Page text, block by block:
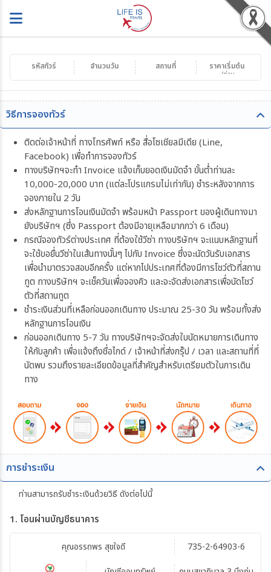
รหัสทัวร์ สถานที่
จำนวนวัน ราคาเริ่มต้น
/ท่าน
วิธีการจองทัวร์
ติดต่อเจ้าหน้าที่ ทางโทรศัพท์ หรือ สื่อโซเชียลมีเดีย (Line,
Facebook) เพื่อทำการจองทัวร์
ทางบริษัทฯจะทำ Invoice แจ้งเก็บยอดเงินมัดจำ ขั้นต่ำท่านละ
10,000-20,000 บาท (แต่ละโปรแกรมไม่เท่ากัน) ชำระหลังจากการ
จองภายใน 2 วัน
ส่งหลักฐานการโอนเงินมัดจำ พร้อมหน้า Passport ของผู้เดินทางมา
ยังบริษัทฯ (ซึ่ง Passport ต้องมีอายุเหลือมากกว่า 6 เดือน)
กรณีจองทัวร์ต่างประเทศ ที่ต้องใช้วีซ่า ทางบริษัทฯ จะแนบหลักฐานที่
จะใช้ขอยื่นวีซ่าในเส้นทางนั้นๆ ไปกับ Invoice ซึ่งจะนัดวันรับเอกสาร
เพื่อนำมาตรวจสอบอีกครั้ง แต่หากไปประเทศที่ต้องมีการโชว์ตัวที่สถาน
ทูต ทางบริษัทฯ จะเช็ควันเพื่อจองคิว และจะจัดส่งเอกสารเพื่อนัดโชว์
ตัวที่สถานทูต
ชำระเงินส่วนที่เหลือก่อนออกเดินทาง ประมาณ 25-30 วัน พร้อมทั้งส่ง
หลักฐานการโอนเงิน
ก่อนออกเดินทาง 5-7 วัน ทางบริษัทฯจะจัดส่งใบนัดหมายการเดินทาง
ให้กับลูกค้า เพื่อแจ้งถึงชื่อไกด์ / เจ้าหน้าที่ส่งกรุ๊ป / เวลา และสถานที่ที่
นัดพบ รวมถึงรายละเอียดข้อมูลที่สำคัญสำหรับเตรียมตัวในการเดิน
ทาง
การชำระเงิน
ท่านสามารถรับชำระเงินด้วยวิธี ดังต่อไปนี้
1. โอนผ่านบัญชีธนาคาร
คุณอรรถพร สุขใจดี
735-2-64903-6